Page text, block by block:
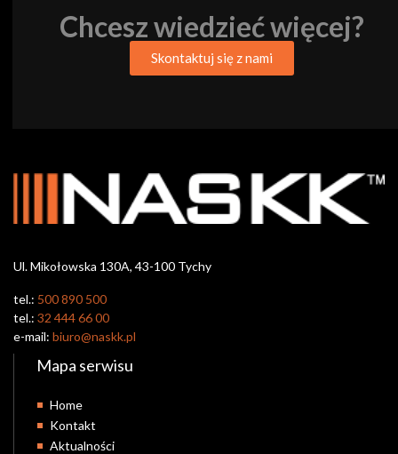
Chcesz wiedzieć więcej?
Skontaktuj się z nami
Ul. Mikołowska 130A, 43-100 Tychy
tel.: 500 890 500
tel.: 32 444 66 00
e-mail: biuro@naskk.pl
Mapa serwisu
Home
Kontakt
Aktualności